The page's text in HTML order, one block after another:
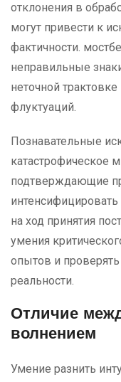
отклонения в
могут привести к
фактичности.
неправильные
неточной
флуктуаций.
Познавательные
катастрофическое
подтверждающие
на ход принятия
умения
опытов и
реальности.
Отличие
волнением
Умение разнить